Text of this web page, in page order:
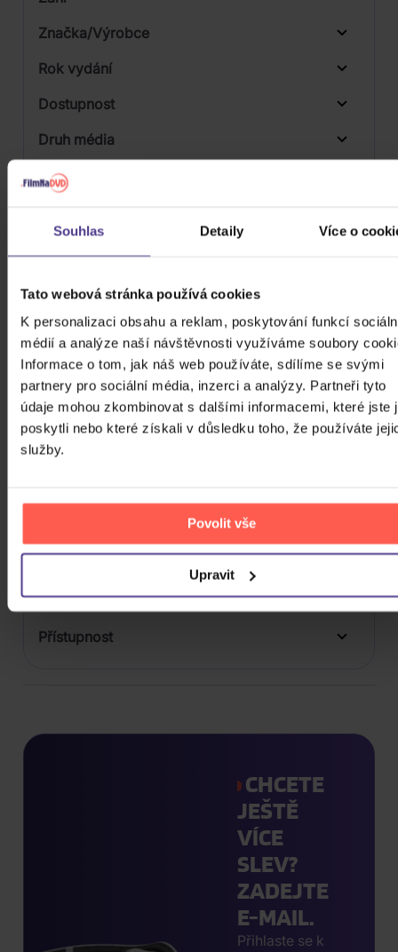
Souhlas Detaily Více o
Tato webová stránka používá cookies
K personalizaci obsahu a reklam, poskytování funkcí
médií a analýze naší návštěvnosti využíváme soubory
Informace o tom, jak náš web používáte, sdílíme se svými
partnery pro sociální média, inzerci a analýzy. Partneři tyto
údaje mohou zkombinovat s dalšími informacemi, které jste
poskytli nebo které získali v důsledku toho, že používáte
služby.
Povolit vše
Upravit
Značka/Výrobce
Rok vydání
Od
Dostupnost
Druh média
Vinyl
3D
Počet BD
Počet vinyl
1
Počet KiT
Balení média
Formát média
LP
Rok výroby
Přístupnost
CHCETE
JEŠTĚ
VÍCE
SLEV?
ZADEJTE
E-MAIL.
Přihlaste se k